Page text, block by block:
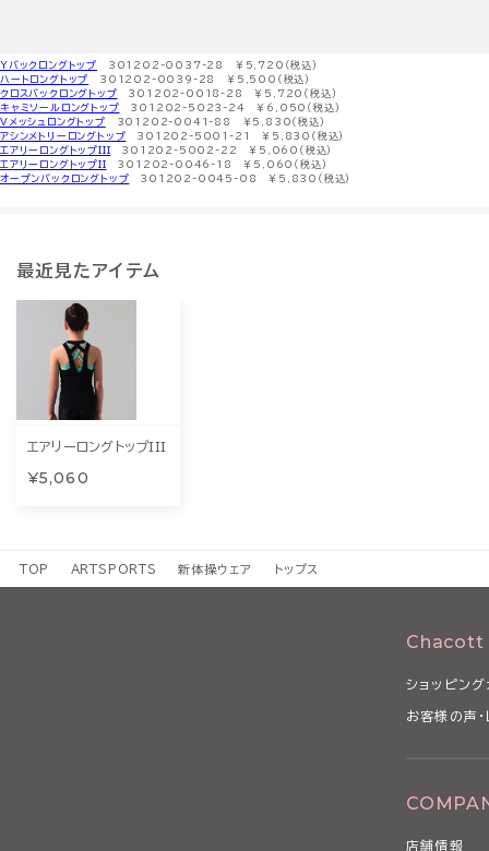
Yバックロングトップ
301202-0037-28 ￥5,720（税込）
ハートロングトップ
301202-0039-28 ￥5,500（税込）
クロスバックロングトップ 301202-0018-28 ￥5,720（税込）
キャミソールロングトップ 301202-5023-24 ￥6,050（税込）
Vメッシュロングトップ 301202-0041-88 ￥5,830（税込）
アシンメトリーロングトップ 301202-5001-21 ￥5,830（税込）
エアリーロングトップIII 301202-5002-22 ￥5,060（税込）
エアリーロングトップII 301202-0046-18 ￥5,060（税込）
オープンバックロングトップ 301202-0045-08 ￥5,830（税込）
最近見たアイテム
エアリーロングトップIII
¥5,060
TOP ARTSPORTS 新体操ウェア トップス
Chacott
ショッピング
お客様の声
店舗情報